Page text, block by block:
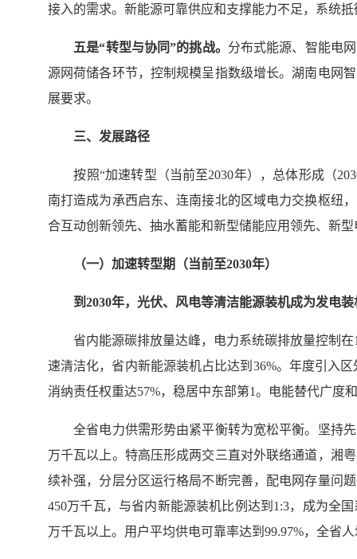
接入的需求。新能源可靠供应和支撑能力不足，系统
五是“转型与协同”的挑战。 分布式能源、智能电
源网荷储各环节，控制规模呈指数级增长。湖南电网
展要求。
三、发展路径
按照“加速转型（当前至2030年），总体形成（
南打造成为承西启东、连南接北的区域电力交换枢纽
合互动创新领先、抽水蓄能和新型储能应用领先、新
（一）加速转型期（当前至2030年）
到2030年，光伏、风电等清洁能源装机成为发电
省内能源碳排放量达峰，电力系统碳排放量控制在
速清洁化，省内新能源装机占比达到36%。年度引入
消纳责任权重达57%，稳居中东部第1。电能替代广度
全省电力供需形势由紧平衡转为宽松平衡。坚持先
万千瓦以上。特高压形成两交三直对外联络通道，湘
续补强，分层分区运行格局不断完善，配电网存量问
450万千瓦，与省内新能源装机比例达到1:3，成为全
万千瓦以上。用户平均供电可靠率达到99.97%，全省